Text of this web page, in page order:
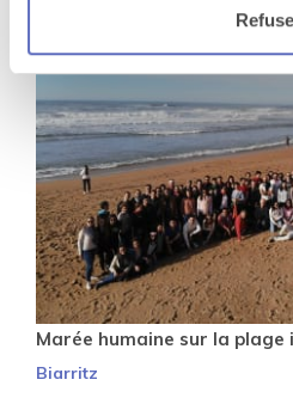
Marée humaine sur la
Biarritz